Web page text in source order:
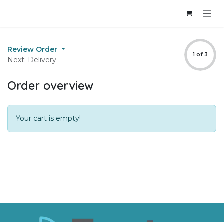
Review Order
Next: Delivery
1 of 3
Order overview
Your cart is empty!